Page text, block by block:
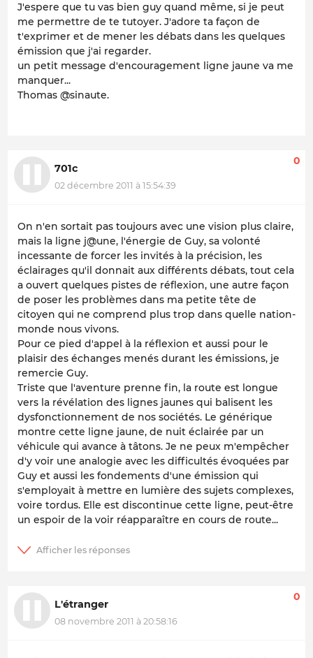
J'espere que tu vas bien guy quand même, si je peut
me permettre de te tutoyer. J'adore ta façon de
t'exprimer et de mener les débats dans les quelques
émission que j'ai regarder.
un petit message d'encouragement ligne jaune va me
manquer...
Thomas @sinaute.
701c
02 décembre 2011 à 15:54:39
0
On n'en sortait pas toujours avec une vision plus claire,
mais la ligne j@une, l'énergie de Guy, sa volonté
incessante de forcer les invités à la précision, les
éclairages qu'il donnait aux différents débats, tout cela
a ouvert quelques pistes de réflexion, une autre façon
de poser les problèmes dans ma petite tête de
citoyen qui ne comprend plus trop dans quelle nation-
monde nous vivons.
Pour ce pied d'appel à la réflexion et aussi pour le
plaisir des échanges menés durant les émissions, je
remercie Guy.
Triste que l'aventure prenne fin, la route est longue
vers la révélation des lignes jaunes qui balisent les
dysfonctionnement de nos sociétés. Le générique
montre cette ligne jaune, de nuit éclairée par un
véhicule qui avance à tâtons. Je ne peux m'empêcher
d'y voir une analogie avec les difficultés évoquées par
Guy et aussi les fondements d'une émission qui
s'employait à mettre en lumière des sujets complexes,
voire tordus. Elle est discontinue cette ligne, peut-être
un espoir de la voir réapparaître en cours de route...
L'étranger
08 novembre 2011 à 20:58:16
0